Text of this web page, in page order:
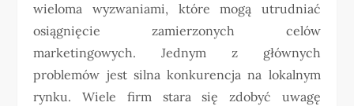
wieloma wyzwaniami, które mogą utrudniać
osiągnięcie zamierzonych celów
marketingowych. Jednym z głównych
problemów jest silna konkurencja na lokalnym
rynku. Wiele firm stara się zdobyć uwagę